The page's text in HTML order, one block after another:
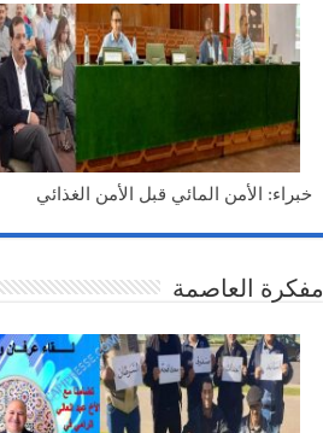
خبراء: الأمن المائي قبل الأمن الغذائي
مفكرة العاصمة